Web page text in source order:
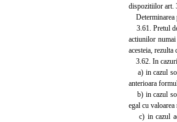
dispozitiilor art.
Determinarea
3.61. Pretul
actiunilor
acesteia,
3.62. In
a) in cazul
anterioara
b) in cazul
egal cu
c) in cazul